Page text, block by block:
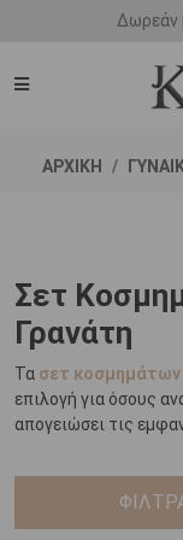
Δωρεάν
ΑΡΧΙΚΗ
Σετ
Γρανάτη
Τα σετ κοσμημάτων
επιλογή για όσους
απογειώσει τις
συλλογή.
Σύμφωνα με την